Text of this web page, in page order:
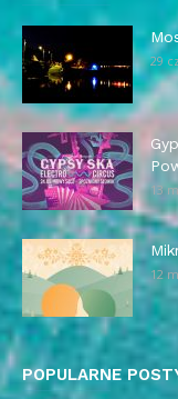
29
13
12
POPULARNE